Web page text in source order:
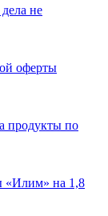
не
оферты
продукты по
«Илим» на 1,8